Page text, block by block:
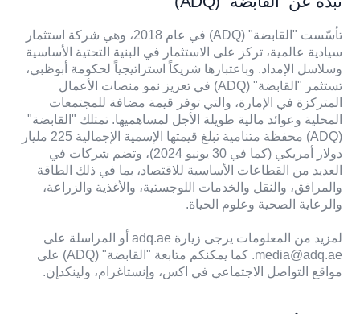
تأسّست "القابضة" (ADQ) في عام 2018، وهي شركة استثمار
سيادية عالمية، تركز على الاستثمار في البنية التحتية الأساسية
وسلاسل الإمداد. وباعتبارها شريكاً استراتيجياً لحكومة أبوظبي،
تستثمر "القابضة" (ADQ) في تعزيز نمو منصات الأعمال
المتركزة في الإمارة، والتي توفر قيمة مضافة للمجتمعات
المحلية وعوائد مالية طويلة الأجل لمساهميها. تمتلك "القابضة"
(ADQ) محفظة متنامية تبلغ قيمتها الإسمية الإجمالية 225 مليار
دولار أمريكي (كما في 30 يونيو 2024)، وتضم شركات في
العديد من القطاعات الأساسية للاقتصاد، بما في ذلك الطاقة
والمرافق، والنقل والخدمات اللوجستية، والأغذية والزراعة،
والرعاية الصحية وعلوم الحياة.
لمزيد من المعلومات يرجى زيارة adq.ae أو المراسلة على
media@adq.ae
. كما يمكنكم متابعة "القابضة" (ADQ) على
مواقع التواصل الاجتماعي في اكس، وإنستاغرام، ولينكدإن.